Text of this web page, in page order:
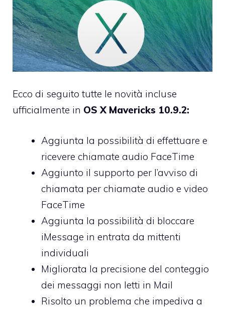
Ecco di seguito tutte le novità incluse
ufficialmente in OS X Mavericks 10.9.2:
Aggiunta la possibilità di effettuare e
ricevere chiamate audio FaceTime
Aggiunto il supporto per l’avviso di
chiamata per chiamate audio e video
FaceTime
Aggiunta la possibilità di bloccare
iMessage in entrata da mittenti
individuali
Migliorata la precisione del conteggio
dei messaggi non letti in Mail
Risolto un problema che impediva a